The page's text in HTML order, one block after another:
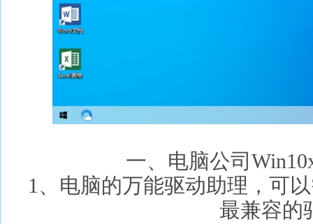
一、电脑公司
1、电脑的万能驱动助理，可
最兼容的